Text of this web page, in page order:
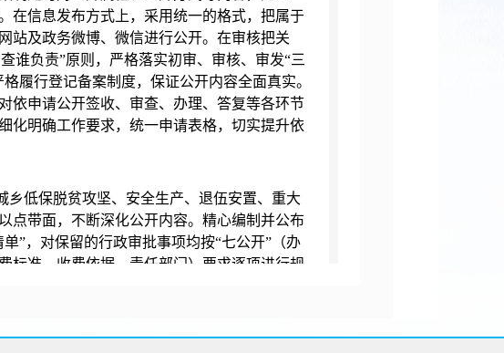
在信息发布方式上，采用统一的格式，把属于
站及政务微博、微信进行公开。在审核把关
谁负责”原则，严格落实初审、审核、审发“三
履行登记备案制度，保证公开内容全面真实。
依申请公开签收、审查、办理、答复等各环节
化明确工作要求，统一申请表格，切实提升依
乡低保脱贫攻坚、安全生产、退伍安置、重大
点带面，不断深化公开内容。精心编制并公布
”，对保留的行政审批事项均按“七公开”（办
标准、收费依据、责任部门）要求逐项进行规